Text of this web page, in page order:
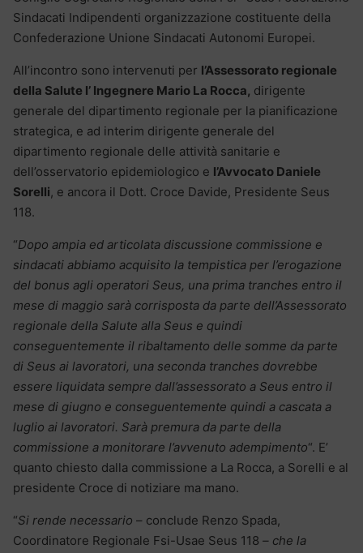
Sindacati Indipendenti organizzazione costituente della
Confederazione Unione Sindacati Autonomi Europei.
All’incontro sono intervenuti per l’Assessorato regionale
della Salute l’ Ingegnere Mario La Rocca, dirigente
generale del dipartimento regionale per la pianificazione
strategica, e ad interim dirigente generale del
dipartimento regionale delle attività sanitarie e
dell’osservatorio epidemiologico e l’Avvocato Daniele
Sorelli, e ancora il Dott. Croce Davide, Presidente Seus
118.
“Dopo ampia ed articolata discussione commissione e
sindacati abbiamo acquisito la tempistica per l’erogazione
del bonus agli operatori Seus, una prima tranches entro il
mese di maggio sarà corrisposta da parte dell’Assessorato
regionale della Salute alla Seus e quindi
conseguentemente il ribaltamento delle somme da parte
di Seus ai lavoratori, una seconda tranches dovrebbe
essere liquidata sempre dall’assessorato a Seus entro il
mese di giugno e conseguentemente quindi a cascata a
luglio ai lavoratori. Sarà premura da parte della
commissione a monitorare l’avvenuto adempimento“. E’
quanto chiesto dalla commissione a La Rocca, a Sorelli e al
presidente Croce di notiziare ma mano.
“Si rende necessario – conclude Renzo Spada,
Coordinatore Regionale Fsi-Usae Seus 118 – che la